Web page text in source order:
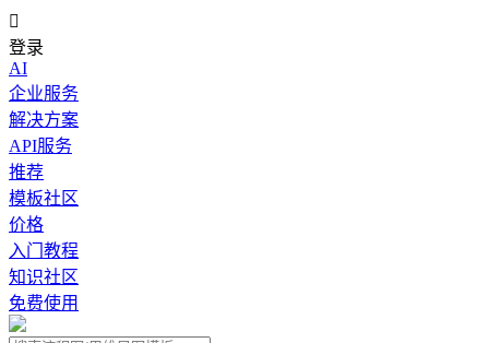

登录
AI
企业服务
解决方案
API服务
推荐
模板社区
价格
入门教程
知识社区
免费使用